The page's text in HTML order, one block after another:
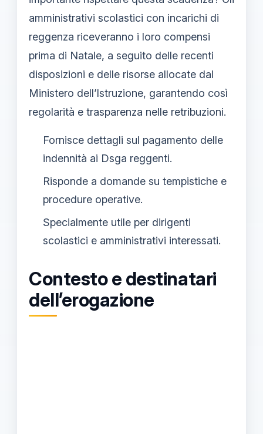
amministrativi scolastici con incarichi di
reggenza riceveranno i loro compensi
prima di Natale, a seguito delle recenti
disposizioni e delle risorse allocate dal
Ministero dell’Istruzione, garantendo così
regolarità e trasparenza nelle retribuzioni.
Fornisce dettagli sul pagamento delle
indennità ai Dsga reggenti.
Risponde a domande su tempistiche e
procedure operative.
Specialmente utile per dirigenti
scolastici e amministrativi interessati.
Contesto e destinatari
dell’erogazione